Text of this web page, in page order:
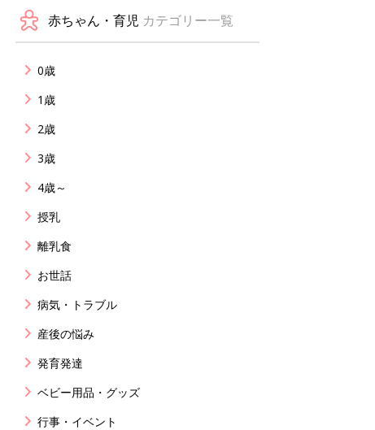
赤ちゃん・育児 カテゴリー一覧
0歳
1歳
2歳
3歳
4歳～
授乳
離乳食
お世話
病気・トラブル
産後の悩み
発育発達
ベビー用品・グッズ
行事・イベント